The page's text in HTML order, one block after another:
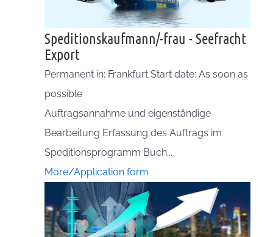
Speditionskaufmann/-frau - Seefracht
Export
Permanent in: Frankfurt Start date: As soon as
possible
Auftragsannahme und eigenständige
Bearbeitung Erfassung des Auftrags im
Speditionsprogramm Buch...
More/Application form